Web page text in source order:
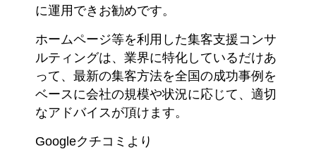
に運用できお勧めです。
ホームページ等を利用した集客支援コンサ
ルティングは、業界に特化しているだけあ
って、最新の集客方法を全国の成功事例を
ベースに会社の規模や状況に応じて、適切
なアドバイスが頂けます。
Googleクチコミより